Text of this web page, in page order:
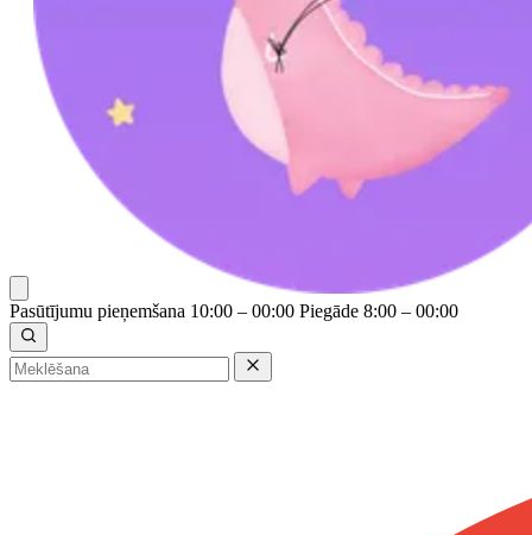
Pasūtījumu pieņemšana 10:00 – 00:00 Piegāde 8:00 – 00:00